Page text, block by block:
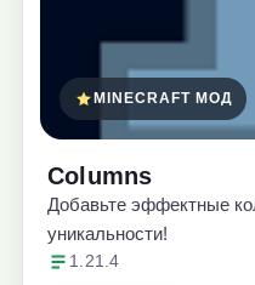
MINECRAFT МОД
Columns
Добавьте эффектные
уникальности!
1.21.4